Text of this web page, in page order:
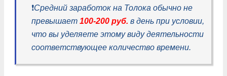
❗️Средний заработок на Толока обычно не
превышает 100-200 руб. в день при условии,
что вы уделяете этому виду деятельности
соответствующее количество времени.